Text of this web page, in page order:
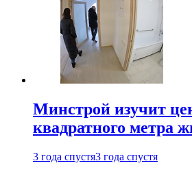
Минстрой изучит
квадратного метра
3 года спустя3 года спустя